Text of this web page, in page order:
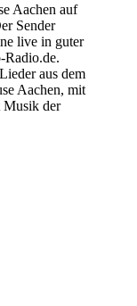
Aachen auf
Sender
live in guter
Radio.de.
aus dem
Aachen, mit
Musik der